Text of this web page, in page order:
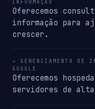
INFORMAÇÃO
Oferecemos
informação para
crescer.
→ GERENCIAMENTO DE
GOOGLE
Oferecemos
servidores de alta